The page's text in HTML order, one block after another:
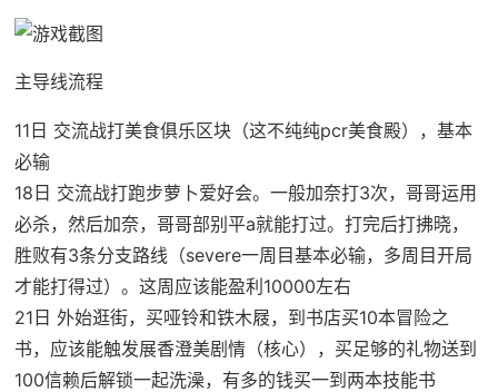
主导线流程
11日 交流战打美食俱乐区块（这不纯纯pcr美食殿），基本
必输
18日 交流战打跑步萝卜爱好会。一般加奈打3次，哥哥运用
必杀，然后加奈，哥哥部别平a就能打过。打完后打拂晓，
胜败有3条分支路线（severe一周目基本必输，多周目开局
才能打得过）。这周应该能盈利10000左右
21日 外始逛街，买哑铃和铁木屐，到书店买10本冒险之
书，应该能触发展香澄美剧情（核心），买足够的礼物送到
100信赖后解锁一起洗澡，有多的钱买一到两本技能书